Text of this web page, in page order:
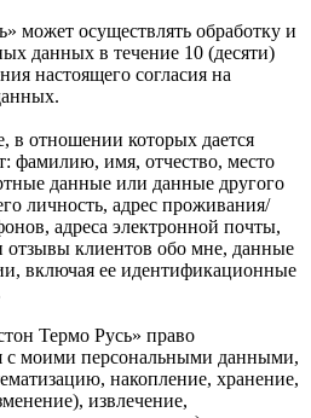
может осуществлять обработку и
данных в течение 10 (десяти)
настоящего согласия на
в отношении которых дается
фамилию, имя, отчество, место
данные или данные другого
личность, адрес проживания/
адреса электронной почты,
отзывы клиентов обо мне, данные
включая ее идентификационные
Термо Русь» право
с моими персональными данными,
накопление, хранение,
извлечение,